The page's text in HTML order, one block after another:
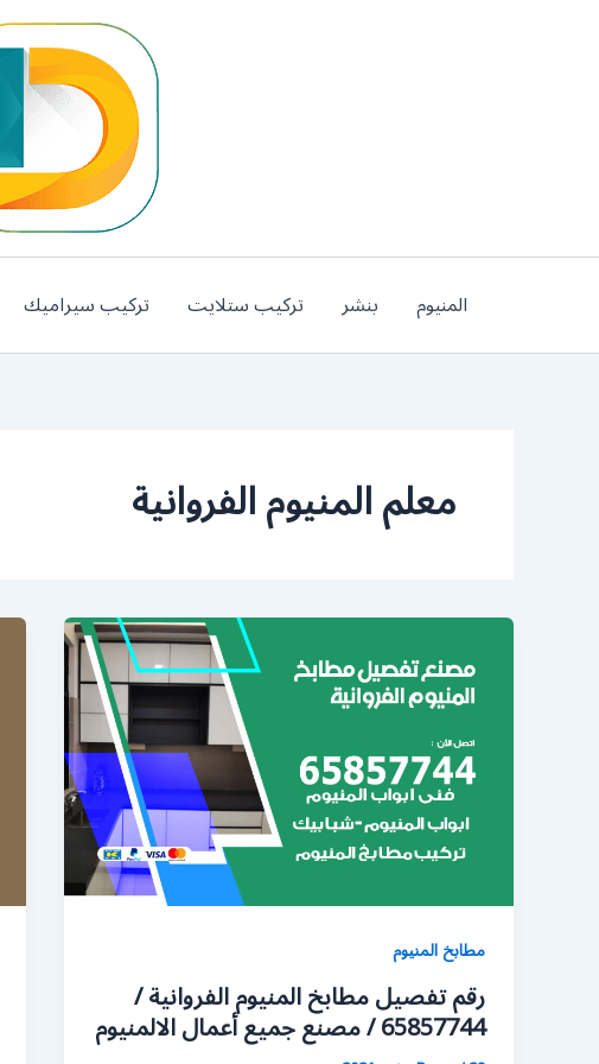
المنيوم بنشر تركيب ستلايت تركيب سيراميك
معلم المنيوم الفروانية
مطابخ المنيوم
رقم تفصيل مطابخ المنيوم الفروانية /
65857744 / مصنع جميع أعمال الالمنيوم